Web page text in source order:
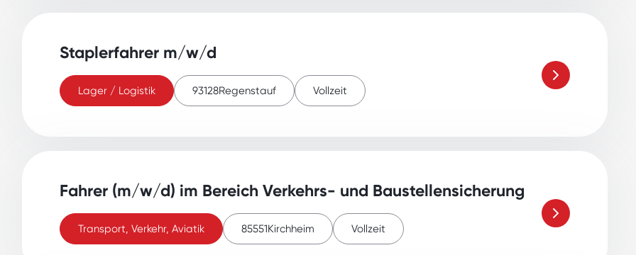
Staplerfahrer m/w/d
Lager / Logistik 93128Regenstauf Vollzeit
Fahrer (m/w/d) im Bereich Verkehrs- und Baustellensicherung
Transport, Verkehr, Aviatik 85551Kirchheim Vollzeit